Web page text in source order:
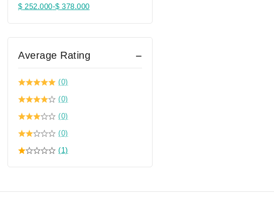
$ 252.000-$ 378.000
Average Rating
(0)
(0)
(0)
(0)
(1)